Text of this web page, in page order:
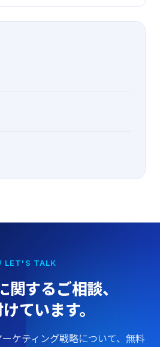
LET'S TALK
関するご相談、
ています。
ケティング戦略について、無料